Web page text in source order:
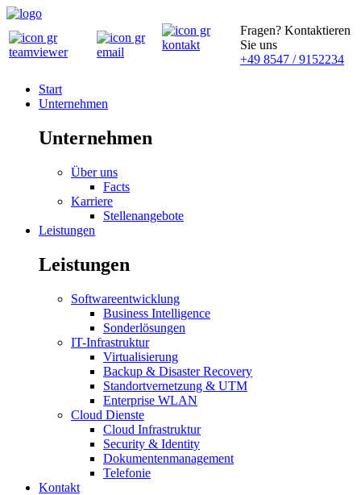
Fragen? Kontaktieren
Sie uns
+49 8547 / 9152234
Start
Unternehmen
Unternehmen
Über uns
Facts
Karriere
Stellenangebote
Leistungen
Leistungen
Softwareentwicklung
Business Intelligence
Sonderlösungen
IT-Infrastruktur
Virtualisierung
Backup & Disaster Recovery
Standortvernetzung & UTM
Enterprise WLAN
Cloud Dienste
Cloud Infrastruktur
Security & Identity
Dokumentenmanagement
Telefonie
Kontakt